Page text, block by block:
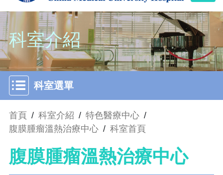
科室介紹
科室選單
首頁 / 科室介紹 / 特色醫療中心 /
腹膜腫瘤溫熱治療中心 / 科室首頁
腹膜腫瘤溫熱治療中心